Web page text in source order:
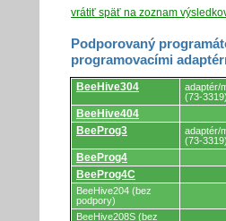
vrátiť späť na zoznam
Podporovaný
programovacími
Podporovaný
programátormi
a
programovacími
adaptérmi/modulmi.
BeeHive304 adaptér/
(73-3319)
BeeHive404
BeeProg3
adaptér/
(73-3319)
BeeProg4
BeeProg4C
BeeHive204 (bez
podpory)
BeeHive208S (bez